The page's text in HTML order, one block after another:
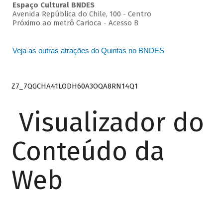
Espaço Cultural BNDES
Avenida República do Chile, 100 - Centro
Próximo ao metrô Carioca - Acesso B
Veja as outras atrações do Quintas no BNDES
Z7_7QGCHA41LODH60A3OQA8RN14Q1
Visualizador do
Conteúdo da
Web